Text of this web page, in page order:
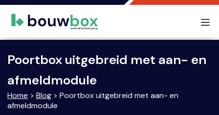
Poortbox uitgebreid met aan- en
afmeldmodule
Home > Blog > Poortbox uitgebreid met aan- en
afmeldmodule